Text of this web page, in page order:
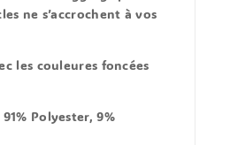
ne s’accrochent à vos
les couleures foncées
Polyester, 9%